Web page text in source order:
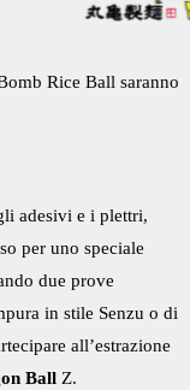
Rice Ball saranno
adesivi e i plettri,
per uno speciale
due prove
in stile Senzu o di
all’estrazione
Ball Z.